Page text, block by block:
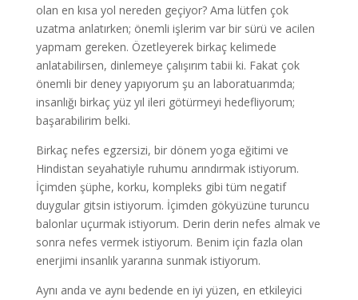
olan en kısa yol nereden geçiyor? Ama lütfen çok
uzatma anlatırken; önemli işlerim var bir sürü ve acilen
yapmam gereken. Özetleyerek birkaç kelimede
anlatabilirsen, dinlemeye çalışırım tabii ki. Fakat çok
önemli bir deney yapıyorum şu an laboratuarımda;
insanlığı birkaç yüz yıl ileri götürmeyi hedefliyorum;
başarabilirim belki.
Birkaç nefes egzersizi, bir dönem yoga eğitimi ve
Hindistan seyahatiyle ruhumu arındırmak istiyorum.
İçimden şüphe, korku, kompleks gibi tüm negatif
duygular gitsin istiyorum. İçimden gökyüzüne turuncu
balonlar uçurmak istiyorum. Derin derin nefes almak ve
sonra nefes vermek istiyorum. Benim için fazla olan
enerjimi insanlık yararına sunmak istiyorum.
Aynı anda ve aynı bedende en iyi yüzen, en etkileyici